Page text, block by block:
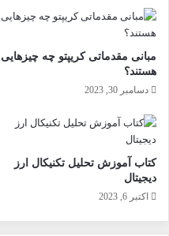
مبانی مقدماتی کریپتو چه چیزهایی
هستند؟
دسامبر 30, 2023
کتاب آموزش تحلیل تکنیکال ارز
دیجیتال
اکتبر 6, 2023